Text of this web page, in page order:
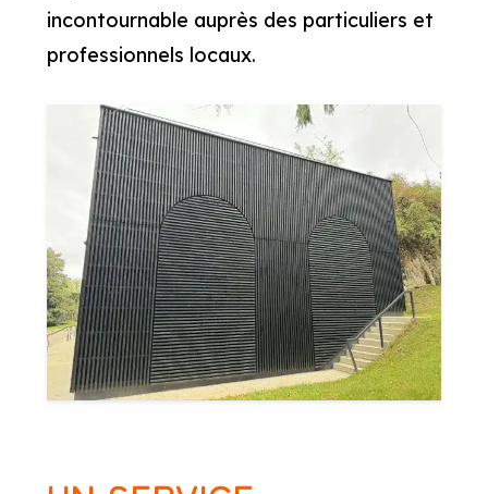
incontournable auprès des particuliers et
professionnels locaux.